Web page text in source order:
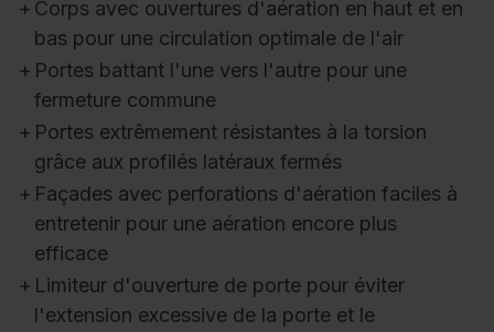
+ Corps avec ouvertures d'aération en haut et en
bas pour une circulation optimale de l'air
+ Portes battant l'une vers l'autre pour une
fermeture commune
+ Portes extrêmement résistantes à la torsion
grâce aux profilés latéraux fermés
+ Façades avec perforations d'aération faciles à
entretenir pour une aération encore plus
efficace
+ Limiteur d'ouverture de porte pour éviter
l'extension excessive de la porte et le